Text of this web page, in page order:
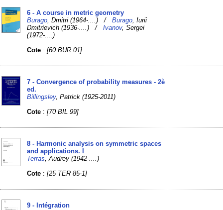
6 - A course in metric geometry
Burago , Dmitri (1964-....) /Burago , Iurii
Dmitrievich (1936-....) /Ivanov, Sergei
(1972-....)
Cote :[60 BUR 01]
7 - Convergence of probability measures - 2è
ed.
Billingsley, Patrick (1925-2011)
Cote :[70 BIL 99]
8 - Harmonic analysis on symmetric spaces
and applications. I
Terras , Audrey (1942-....)
Cote :[25 TER 85-1]
9 - Intégration